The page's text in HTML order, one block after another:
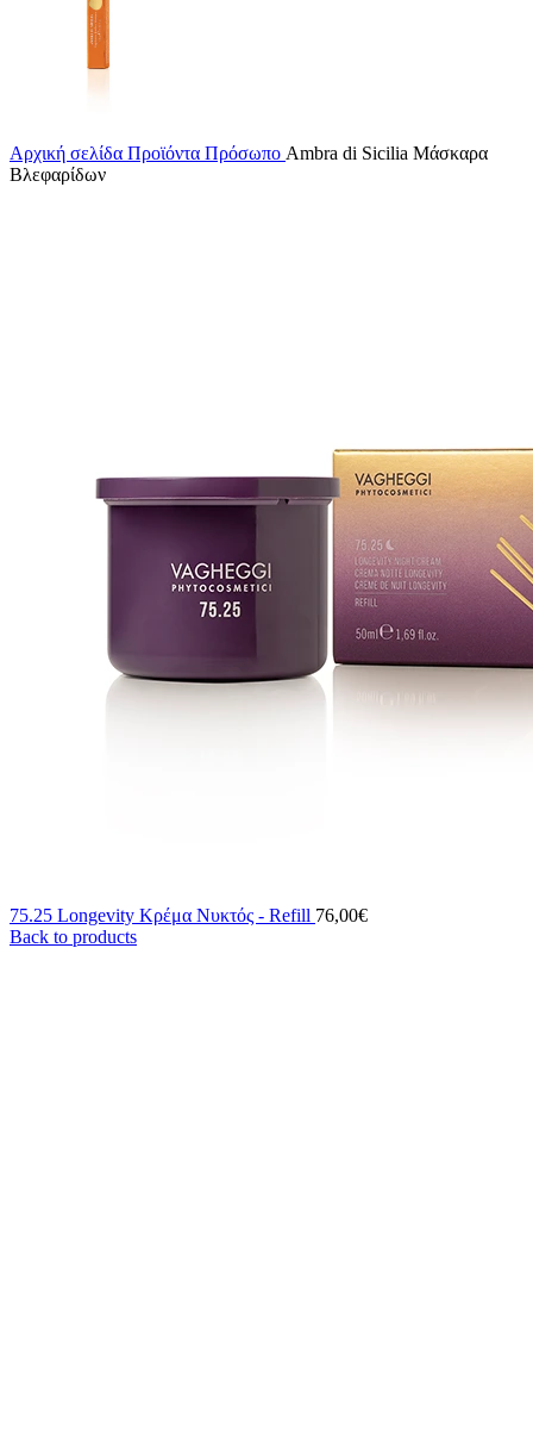
Αρχική σελίδα Προϊόντα Πρόσωπο Ambra di Sicilia Mάσκαρα
Βλεφαρίδων
75.25 Longevity Κρέμα Νυκτός - Refill 76,00€
Back to products